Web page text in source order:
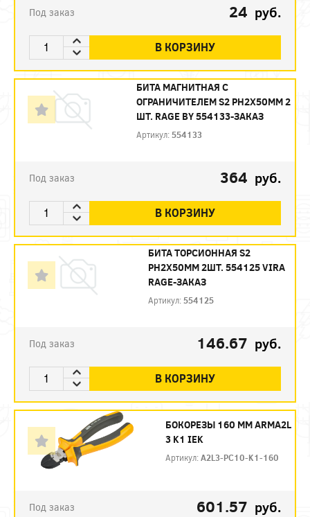
Под заказ 24 руб.
В КОРЗИНУ
БИТА МАГНИТНАЯ С
ОГРАНИЧИТЕЛЕМ S2 PH2X50ММ 2
ШТ. RAGE BY 554133-ЗАКАЗ
Артикул: 554133
Под заказ 364 руб.
В КОРЗИНУ
БИТА ТОРСИОННАЯ S2
PH2X50ММ 2ШТ. 554125 VIRA
RAGE-ЗАКАЗ
Артикул: 554125
Под заказ 146.67 руб.
В КОРЗИНУ
БОКОРЕЗЫ 160 ММ ARMA2L
3 K1 IEK
Артикул:A2L3-PC10-K1-160
Под заказ 601.57 руб.